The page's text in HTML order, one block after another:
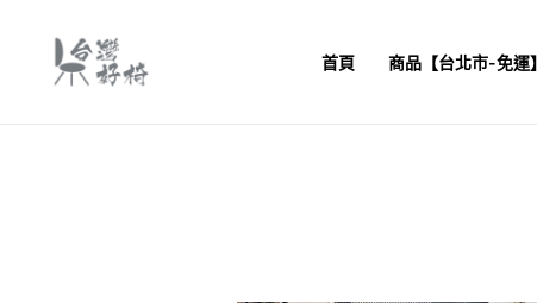
首頁 商品【台北市-免運】